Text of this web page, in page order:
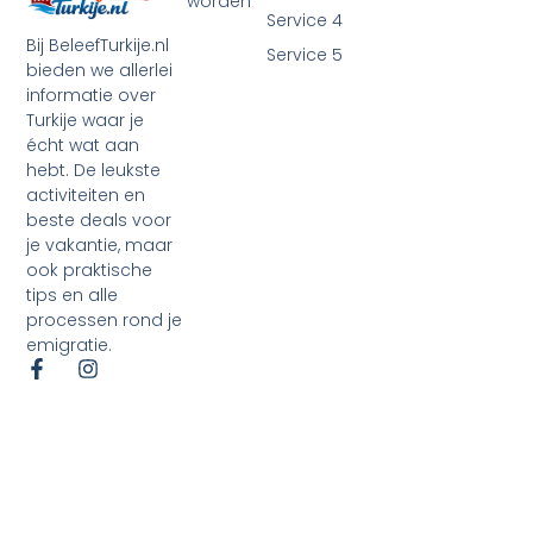
Bij BeleefTurkije.nl
bieden we allerlei
informatie over
Turkije waar je
écht wat aan
hebt. De leukste
activiteiten en
beste deals voor
je vakantie, maar
ook praktische
tips en alle
processen rond je
emigratie.
Service 4
Service 5